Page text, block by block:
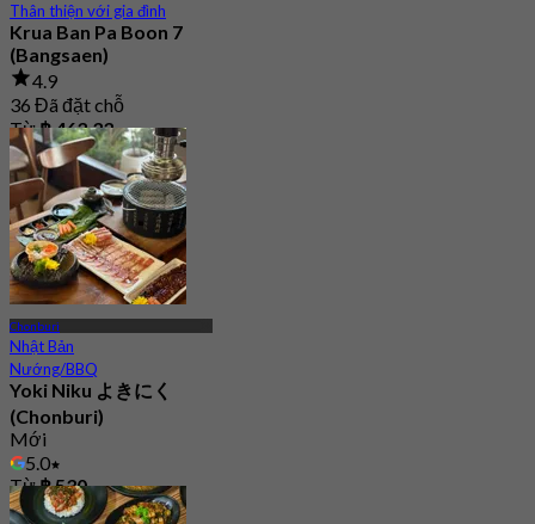
Thân thiện với gia đình
Krua Ban Pa Boon 7
(Bangsaen)
4.9
36 Đã đặt chỗ
Từ฿ 463.33
Chonburi
Nhật Bản
Nướng/BBQ
Yoki Niku よきにく
(Chonburi)
Mới
5.0
Từ฿ 530